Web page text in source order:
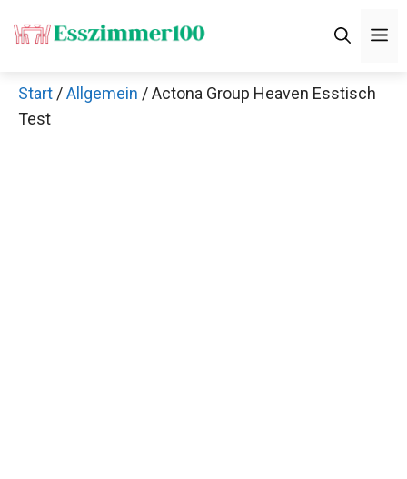
Inhalt
Start /Allgemein / Actona Group Heaven Esstisch
Test